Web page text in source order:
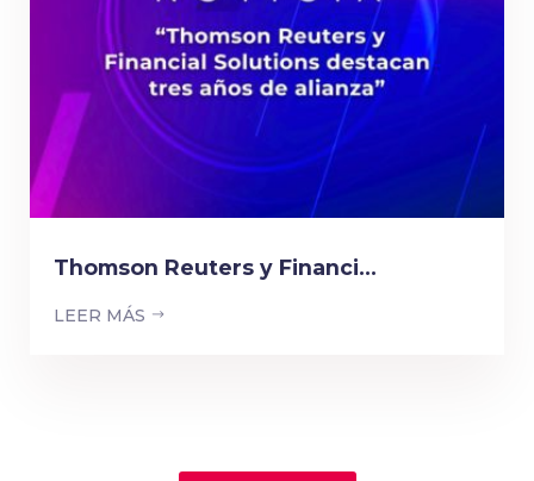
Thomson Reuters y Financi...
LEER MÁS